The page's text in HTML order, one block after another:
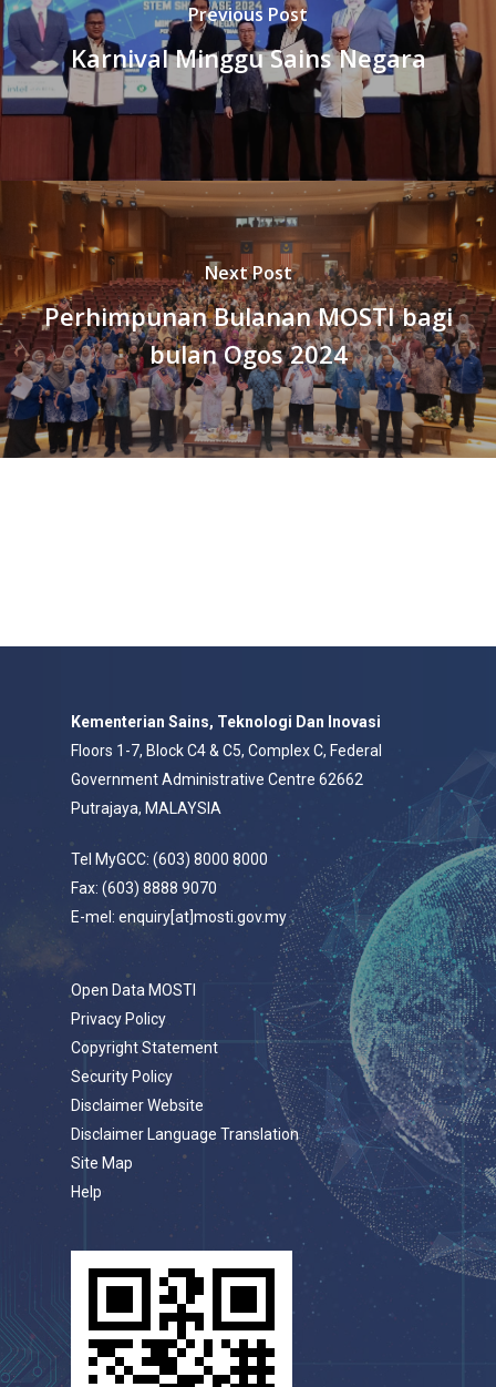
Previous Post
Karnival Minggu Sains Negara
Next Post
Perhimpunan Bulanan MOSTI bagi
bulan Ogos 2024
Kementerian Sains, Teknologi Dan Inovasi
Floors 1-7, Block C4 & C5, Complex C, Federal
Government Administrative Centre 62662
Putrajaya, MALAYSIA
Tel MyGCC: (603) 8000 8000
Fax: (603) 8888 9070
E-mel: enquiry[at]mosti.gov.my
Open Data MOSTI
Privacy Policy
Copyright Statement
Security Policy
Disclaimer Website
Disclaimer Language Translation
Site Map
Help